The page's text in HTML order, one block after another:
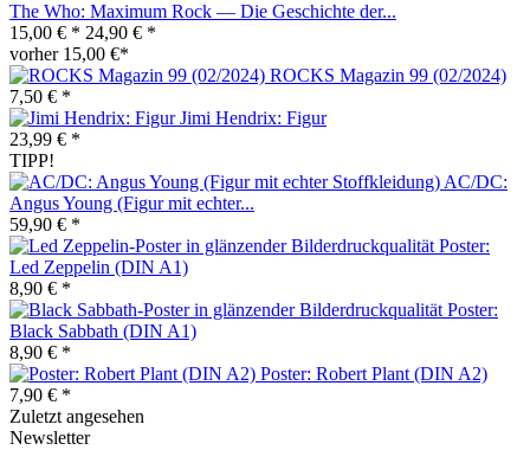
The Who: Maximum Rock — Die Geschichte der...
15,00 € * 24,90 € *
vorher 15,00 €*
ROCKS Magazin 99 (02/2024)
7,50 € *
Jimi Hendrix: Figur
23,99 € *
TIPP!
AC/DC:
Angus Young (Figur mit echter...
59,90 € *
Poster:
Led Zeppelin (DIN A1)
8,90 € *
Poster:
Black Sabbath (DIN A1)
8,90 € *
Poster: Robert Plant (DIN A2)
7,90 € *
Zuletzt angesehen
Newsletter